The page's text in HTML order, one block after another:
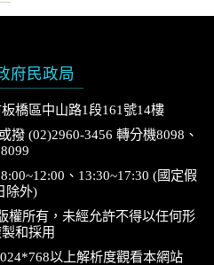
府民政局
橋區中山路1段161號14樓
撥 (02)2960-3456 轉分機8098、
8099
、13:30~17:30 (國定假
除外)
權所有，未經允許不得以任何形
和採用
以上解析度觀看本網站